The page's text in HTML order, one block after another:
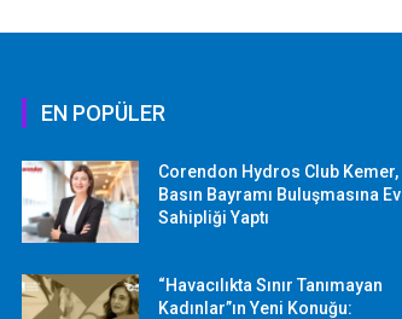
EN POPÜLER
Corendon Hydros Club Kemer,
Basın Bayramı Buluşmasına Ev
Sahipliği Yaptı
“Havacılıkta Sınır Tanımayan
Kadınlar”ın Yeni Konuğu: